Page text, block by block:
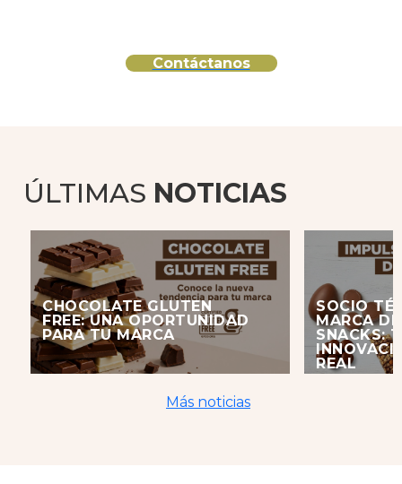
Contáctanos
ÚLTIMAS NOTICIAS
CHOCOLATE GLUTEN
FREE: UNA OPORTUNIDAD
PARA TU MARCA
SOCIO
MARCA
SNACKS:
REAL
Más noticias